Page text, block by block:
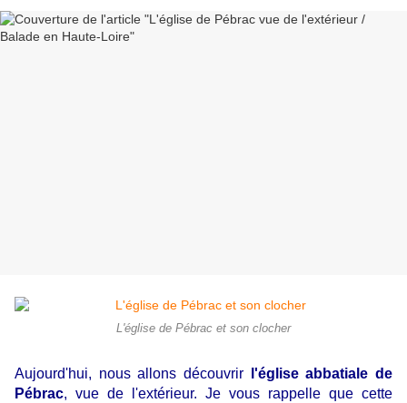
L'église de Pébrac et son clocher
Aujourd'hui, nous allons découvrir l'église abbatiale de
Pébrac, vue de l'extérieur. Je vous rappelle que cette